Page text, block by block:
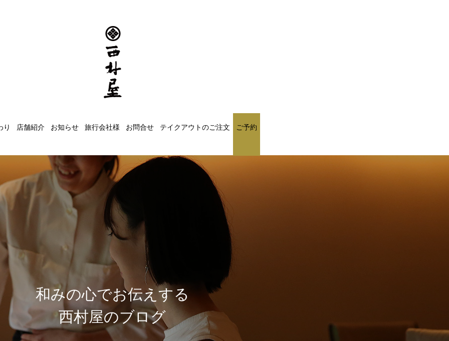
り 店舗紹介 お知らせ 旅行会社様 お問合せ テイクアウトのご注文 ご予約
和みの心でお伝え する
西村屋のブログ